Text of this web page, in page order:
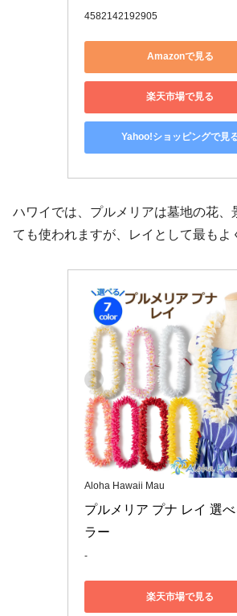
4582142192905
Amazonで見る
楽天市場で見る
Yahoo!ショッピングで見
ハワイでは、プルメリアは墓地の花、
ても使われますが、レイとして最もよ
Aloha Hawaii Mau
プルメリア プナ レイ 選
ラー
-
楽天市場で見る